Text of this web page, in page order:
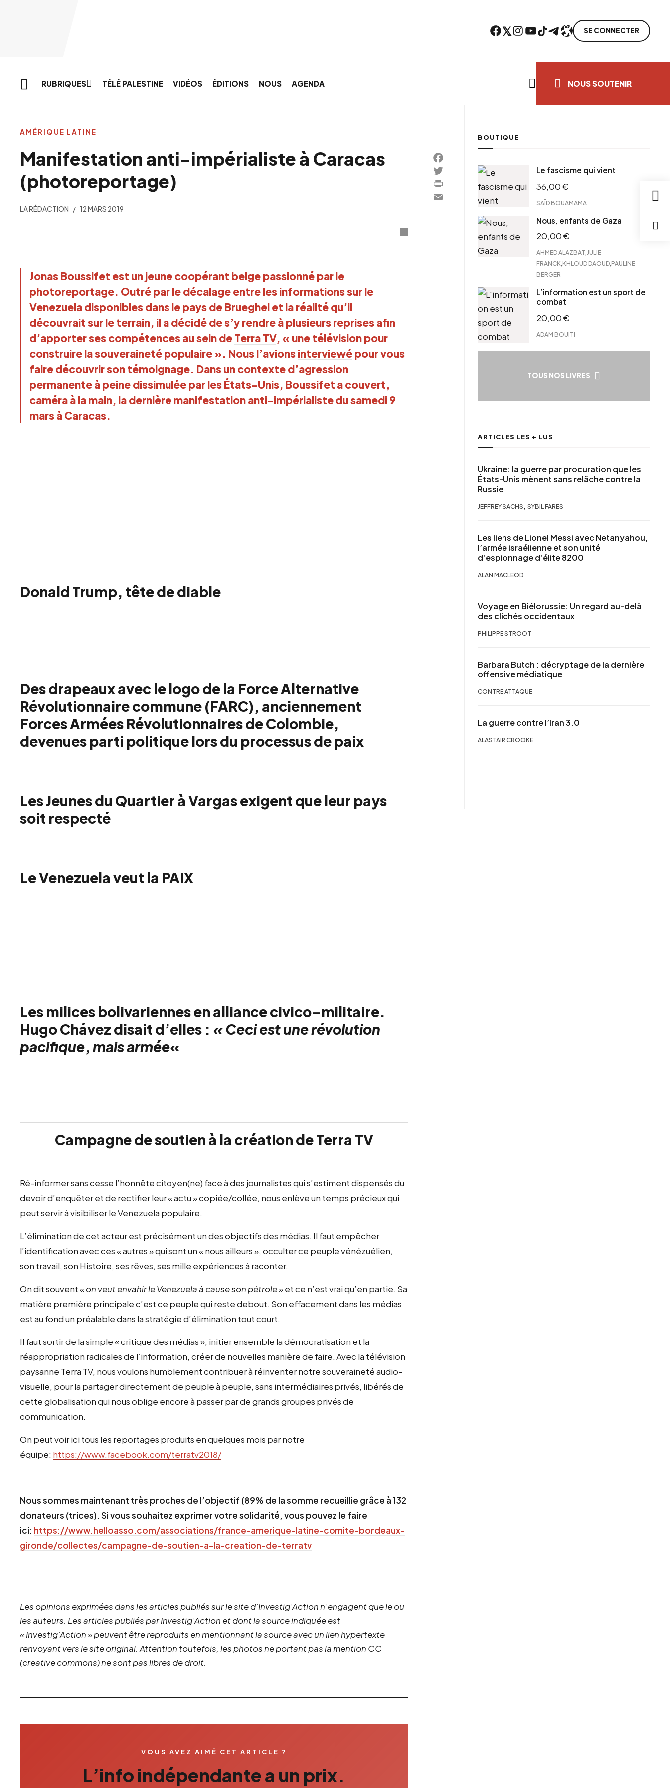
Facebook Twitter Instagram YouTube TikTok TelegramLien SE CONNECTER
RUBRIQUES TÉLÉ PALESTINE VIDÉOS ÉDITIONS NOUS AGENDA NOUS SOUTENIR
Manifestation anti-impérialiste à Caracas
(photoreportage)
LA RÉDACTION 12 MARS 2019
Jonas Boussifet est un jeune coopérant belge passionné par le
photoreportage. Outré par le décalage entre les informations sur le
Venezuela disponibles dans le pays de Brueghel et la réalité qu’il
découvrait sur le terrain, il a décidé de s’y rendre à plusieurs reprises afin
d’apporter ses compétences au sein deTerra TV, « une télévision pour
construire la souveraineté populaire ». Nous l’avionsinterviewépour vous
faire découvrir son témoignage. Dans un contexte d’agression
permanente à peine dissimulée par les États-Unis, Boussifet a couvert,
caméra à la main, la dernière manifestation anti-impérialiste du samedi 9
mars à Caracas.
Donald Trump, tête de diable
Des drapeaux avec le logo de la Force Alternative
Révolutionnaire commune (FARC), anciennement
Forces Armées Révolutionnaires de Colombie,
devenues parti politique lors du processus de paix
Les Jeunes du Quartier à Vargas exigent que leur pays
soit respecté
Le Venezuela veut la PAIX
Les milices bolivariennes en alliance civico-militaire.
Hugo Chávez disait d’elles : « Ceci est une révolution
pacifique,mais armée«
Campagne de soutien à la création de Terra TV
Ré-informer sans cesse l’honnête citoyen(ne) face à des journalistes qui s’estiment dispensés du
devoir d’enquêter et de rectifier leur « actu » copiée/collée, nous enlève un temps précieux qui
peut servir à visibiliser le Venezuela populaire.
L’élimination de cet acteur est précisément un des objectifs des médias. Il faut empêcher
l’identification avec ces « autres » qui sont un « nous ailleurs », occulter ce peuple vénézuélien,
son travail, son Histoire, ses rêves, ses mille expériences à raconter.
On dit souvent «on veut envahir le Venezuela à cause son pétrole» et ce n’est vrai qu’en partie. Sa
matière première principale c’est ce peuple qui reste debout. Son effacement dans les médias
est au fond un préalable dans la stratégie d’élimination tout court.
Il faut sortir de la simple « critique des médias », initier ensemble la démocratisation et la
réappropriation radicales de l’information, créer de nouvelles manière de faire. Avec la télévision
paysanne Terra TV, nous voulons humblement contribuer à réinventer notre souveraineté audio-
visuelle, pour la partager directement de peuple à peuple, sans intermédiaires privés, libérés de
cette globalisation qui nous oblige encore à passer par de grands groupes privés de
communication.
On peut voir ici tous les reportages produits en quelques mois par notre
équipe: https://www.facebook.com/terratv2018/
Nous sommes maintenant très proches de l’objectif (89% de la somme recueillie grâce à 132
donateurs (trices). Si vous souhaitez exprimer votre solidarité, vous pouvez le faire
ici: https://www.helloasso.com/associations/france-amerique-latine-comite-bordeaux-
gironde/collectes/campagne-de-soutien-a-la-creation-de-terratv
AMÉRIQUE LATINE
Les opinions exprimées dans les articles publiés sur le site d’Investig’Action n’engagent que le ou
les auteurs. Les articles publiés par Investig’Action et dont la source indiquée est
« Investig’Action » peuvent être reproduits en mentionnant la source avec un lien hypertexte
renvoyant vers le site original. Attention toutefois, les photos ne portant pas la mention CC
(creative commons) ne sont pas libres de droit.
VOUS AVEZ AIMÉ CET ARTICLE ?
L’info indépendante a un prix.
Facebook
Twitter
PrintFriendly
Email
BOUTIQUE
Le fascisme qui vient
36,00€
SAÏD BOUAMAMA
Nous, enfants de Gaza
20,00€
AHMED ALAZBAT JULIE
FRANCK KHLOUD DAOUD PAULINE
BERGER
L’information est un sport de
combat
20,00€
ADAM BOUITI
TOUS NOS LIVRES
ARTICLES LES + LUS
Ukraine: la guerre par procuration que les
États-Unis mènent sans relâche contre la
Russie
JEFFREY SACHS , SYBIL FARES
Les liens de Lionel Messi avec Netanyahou,
l’armée israélienne et son unité
d’espionnage d’élite 8200
ALAN MACLEOD
Voyage en Biélorussie: Un regard au-delà
des clichés occidentaux
PHILIPPE STROOT
Barbara Butch : décryptage de la dernière
offensive médiatique
CONTRE ATTAQUE
La guerre contre l’Iran 3.0
ALASTAIR CROOKE